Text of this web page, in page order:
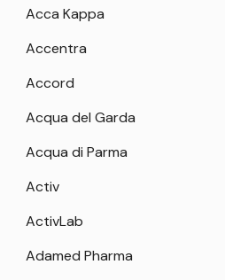
Acca Kappa
Accentra
Accord
Acqua del Garda
Acqua di Parma
Activ
ActivLab
Adamed Pharma